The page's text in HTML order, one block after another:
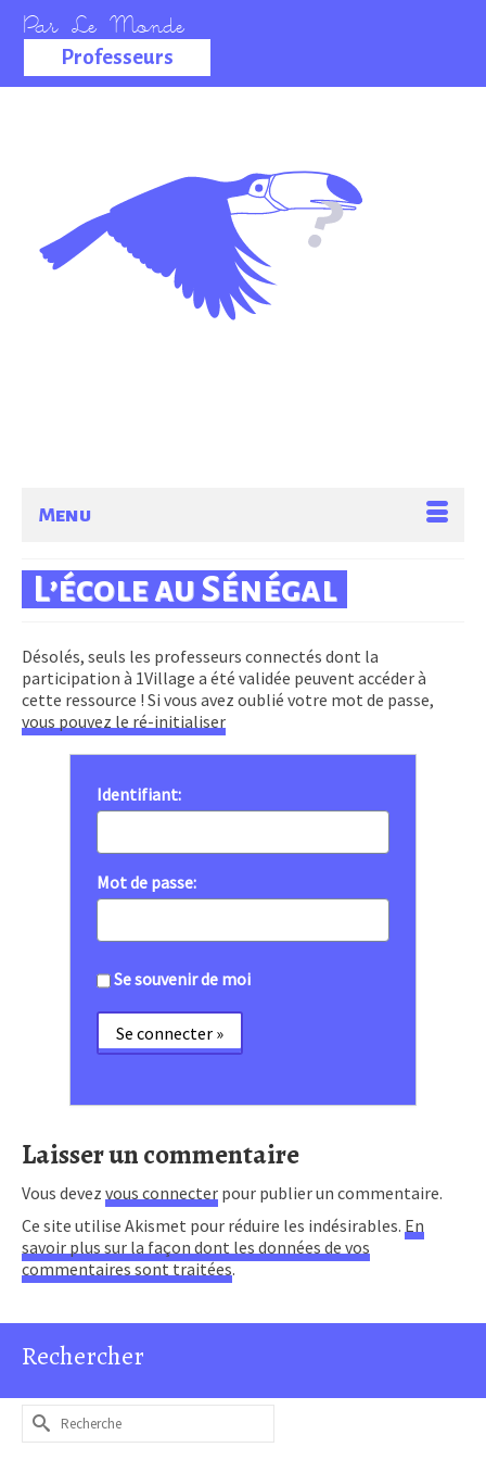
Professeurs
La salle des
professeurs
Menu
L’école au Sénégal
Désolés, seuls les professeurs connectés dont la
participation à 1Village a été validée peuvent accéder à
cette ressource ! Si vous avez oublié votre mot de passe,
vous pouvez le ré-initialiser
Identifiant:
Mot de passe:
Se souvenir de moi
Laisser un commentaire
Vous devez vous connecter pour publier un commentaire.
Ce site utilise Akismet pour réduire les indésirables. En
savoir plus sur la façon dont les données de vos
commentaires sont traitées.
Rechercher
Rechercher :